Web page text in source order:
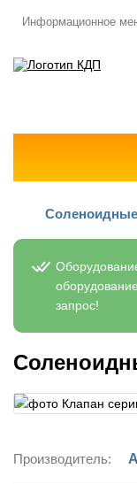
Информационное
запрос!
Производитель: